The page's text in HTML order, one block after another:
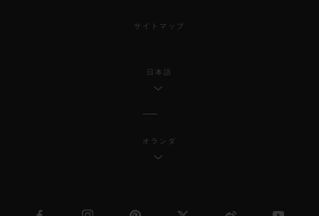
サイトマップ
日本語
オランダ